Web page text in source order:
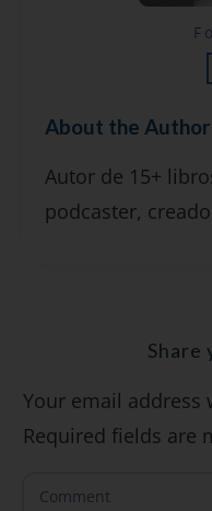
Lecciones
Suscríbete y
gratuitas por
"7 errores
About the Author
Autor de 15+
podcaster,
Share
Your email address
Required fields are